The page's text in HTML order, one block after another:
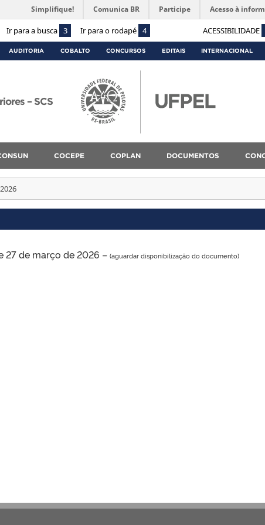
Ir para a busca 3 Ir para o rodapé 4 ACESSIBILIDADE
Simplifique! Comunica BR Participe Acesso à
AUDITORIA COBALTO CONCURSOS EDITAIS INTERNACIONAL
– SCS
COCEPE COPLAN DOCUMENTOS
27 de março de 2026 – (aguardar disponibilização do documento)